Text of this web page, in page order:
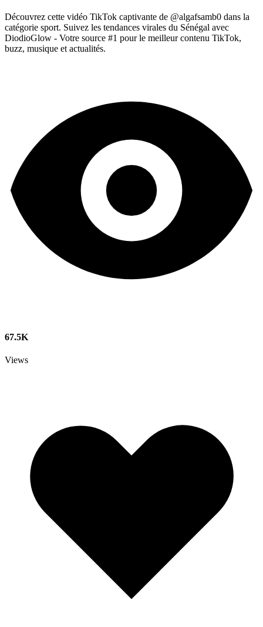
Découvrez cette vidéo TikTok captivante de @algafsamb0 dans la
catégorie sport. Suivez les tendances virales du Sénégal avec
DiodioGlow - Votre source #1 pour le meilleur contenu TikTok,
buzz, musique et actualités.
67.5K
Views